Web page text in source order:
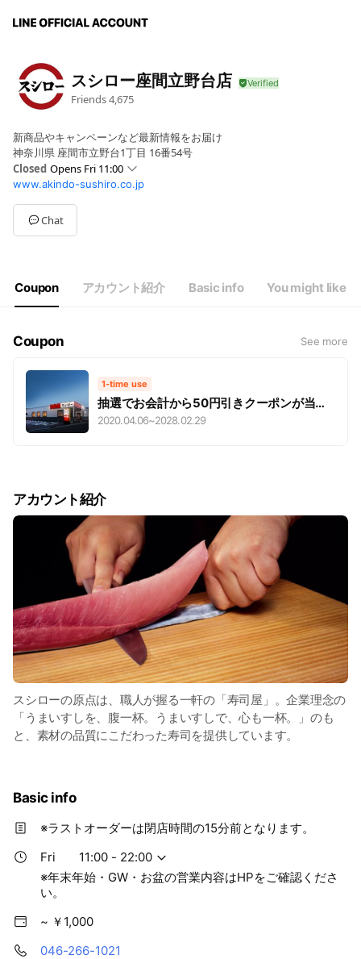
スシロー座間立野台店
Friends4,675
新商品やキャンペーンなど最新情報をお届け
神奈川県 座間市立野台1丁目 16番54号
Closed Opens Fri 11:00
Mon11:00 - 22:00
Tue11:00 - 22:00
Wed11:00 - 22:00
Thu11:00 - 22:00
※年末年始・GW・お盆の営業内容はHPをご確認ください。
www.akindo-sushiro.co.jp
Chat
Coupon アカウント紹介 Basic info You might like
Coupon See more
1-time use
抽選でお会計から50円引きクーポンが当た
ります♪クーポンは次回来店からご利用いた
2020.04.06~2028.02.29
アカウント紹介
スシローの原点は、職人が握る一軒の「寿司屋」。企業理念の
「うまいすしを、腹一杯。うまいすしで、心も一杯。」のも
と、素材の品質にこだわった寿司を提供しています。
Basic info
※ラストオーダーは閉店時間の15分前となります。
Fri
11:00 - 22:00
※年末年始・GW・お盆の営業内容はHPをご確認くださ
い。
~ ￥1,000
046-266-1021